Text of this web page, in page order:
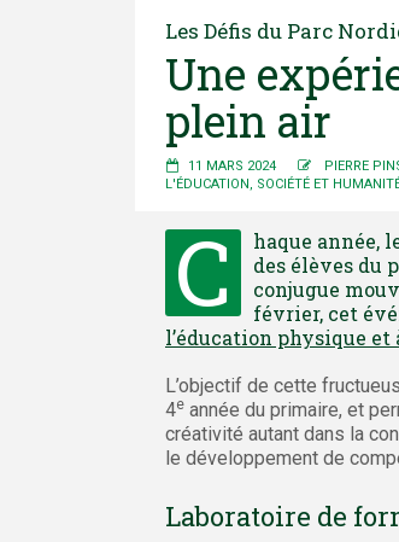
Les Défis du Parc
Une
plein air
11 MARS 2024 PIERRE
L'ÉDUCATION, SOCIÉTÉ ET
C haque année,
des élèves du
conjugue
février, cet
l’éducation physique et
L’objectif de cette
4e année du primaire, et
créativité autant dans la
le développement de
Laboratoire de